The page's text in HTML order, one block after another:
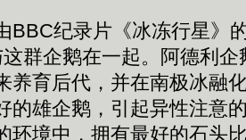
纪录片《冰冻行星》
群企鹅在一起。阿德利
养育后代，并在南极冰融
的雄企鹅，引起异性注意
环境中，拥有最好的石头